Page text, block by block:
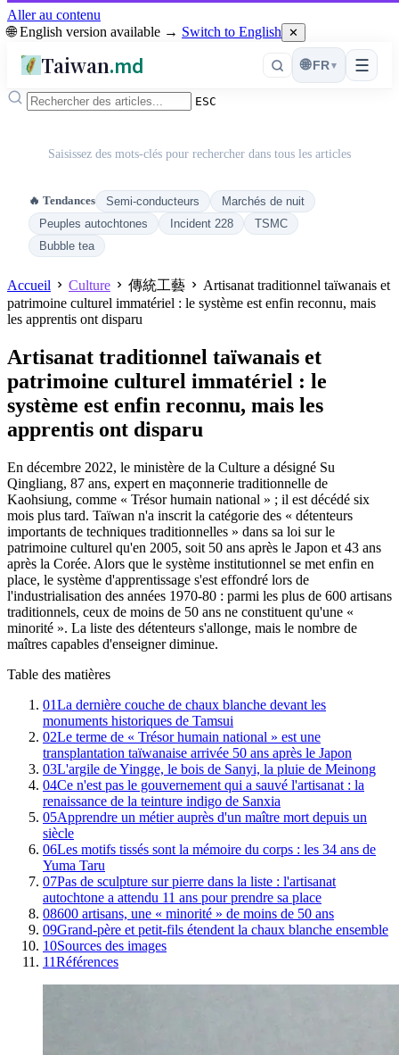
Aller au contenu
🌐 English version available → Switch to English ✕
Taiwan.md ☰
🌐 FR ▾
ESC
Saisissez des mots-clés pour rechercher dans tous les articles
🔥 Tendances Semi-conducteurs
Marchés de nuit
Peuples autochtones
Incident 228
TSMC
Bubble tea
Accueil Culture 傳統工藝
Artisanat traditionnel taïwanais et
patrimoine culturel immatériel : le système est enfin reconnu, mais
les apprentis ont disparu
Artisanat traditionnel taïwanais et
patrimoine culturel immatériel : le
système est enfin reconnu, mais les
apprentis ont disparu
En décembre 2022, le ministère de la Culture a désigné Su
Qingliang, 87 ans, expert en maçonnerie traditionnelle de
Kaohsiung, comme « Trésor humain national » ; il est décédé six
mois plus tard. Taïwan n'a inscrit la catégorie des « détenteurs
importants de techniques traditionnelles » dans sa loi sur le
patrimoine culturel qu'en 2005, soit 50 ans après le Japon et 43 ans
après la Corée. Alors que le système institutionnel se met enfin en
place, le système d'apprentissage s'est effondré lors de
l'industrialisation des années 1970-80 : parmi les plus de 600 artisans
traditionnels, ceux de moins de 50 ans ne constituent qu'une «
minorité ». La liste des détenteurs s'allonge, mais le nombre de
maîtres capables d'enseigner diminue.
Table des matières
01La dernière couche de chaux blanche devant les
monuments historiques de Tamsui
02Le terme de « Trésor humain national » est une
transplantation taïwanaise arrivée 50 ans après le Japon
03L'argile de Yingge, le bois de Sanyi, la pluie de Meinong
04Ce n'est pas le gouvernement qui a sauvé l'artisanat : la
renaissance de la teinture indigo de Sanxia
05Apprendre un métier auprès d'un maître mort depuis un
siècle
06Les motifs tissés sont la mémoire du corps : les 34 ans de
Yuma Taru
07Pas de sculpture sur pierre dans la liste : l'artisanat
autochtone a attendu 11 ans pour prendre sa place
08600 artisans, une « minorité » de moins de 50 ans
09Grand-père et petit-fils étendent la chaux blanche ensemble
10Sources des images
11Références